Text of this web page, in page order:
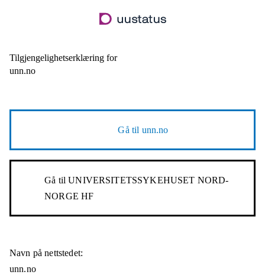
til
Tilgjengelighetserklæring for
unn.no
Gå til unn.no
Gå tilUNIVERSITETSSYKEHUSET NORD-
NORGE HF
Navn på nettstedet:
unn.no